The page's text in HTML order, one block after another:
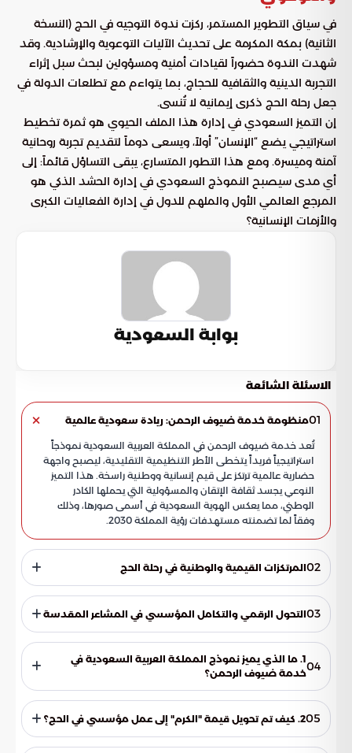
في سياق التطوير المستمر، ركزت ندوة التوجيه في الحج (النسخة
الثانية) بمكة المكرمة على تحديث الآليات التوعوية والإرشادية. وقد
شهدت الندوة حضوراً لقيادات أمنية ومسؤولين لبحث سبل إثراء
التجربة الدينية والثقافية للحجاج، بما يتواءم مع تطلعات الدولة في
جعل رحلة الحج ذكرى إيمانية لا تُنسى.
إن التميز السعودي في إدارة هذا الملف الحيوي هو ثمرة تخطيط
استراتيجي يضع “الإنسان” أولاً، ويسعى دوماً لتقديم تجربة روحانية
آمنة وميسرة. ومع هذا التطور المتسارع، يبقى التساؤل قائماً: إلى
أي مدى سيصبح النموذج السعودي في إدارة الحشد الذكي هو
المرجع العالمي الأول والملهم للدول في إدارة الفعاليات الكبرى
والأزمات الإنسانية؟
بوابة السعودية
الاسئلة الشائعة
01منظومة خدمة ضيوف الرحمن: ريادة سعودية عالمية
تُعد خدمة ضيوف الرحمن في المملكة العربية السعودية نموذجاً
استراتيجياً فريداً يتخطى الأطر التنظيمية التقليدية، ليصبح واجهة
حضارية عالمية ترتكز على قيم إنسانية ووطنية راسخة. هذا التميز
النوعي يجسد ثقافة الإتقان والمسؤولية التي يحملها الكادر
الوطني، مما يعكس الهوية السعودية في أسمى صورها، وذلك
وفقاً لما تضمنته مستهدفات رؤية المملكة 2030.
02المرتكزات القيمية والوطنية في رحلة الحج
تمثل رعاية الحجيج رسالة سامية ومسؤولية تاريخية يفخر بها
المجتمع السعودي، حيث ترتبط هذه الخدمة برؤية القيادة الرشيدة
وطبيعة الشعب المضياف. وتتجلى هذه الأبعاد عبر ركائز جوهرية
03التحول الرقمي والتكامل المؤسسي في المشاعر المقدسة
شهدت منظومة الحج والعمرة قفزات تقنية كبرى عبر توظيف
الذكاء الاصطناعي والحلول الرقمية، مما ساهم بشكل مباشر في
تحقيق نتائج ملموسة على أرض الواقع. ساهمت هذه التقنيات في
ضيوف الرحمن، بالإضافة إلى تأمين سلامة الحجيج عبر أنظمة تتبع
متطورة تضمن انسيابية الحركة.
04 1. ما الذي يميز نموذج المملكة العربية السعودية في
خدمة ضيوف الرحمن؟
يتميز النموذج السعودي بكونه إطاراً استراتيجياً يتجاوز التنظيم
التقليدي، ليصبح واجهة حضارية ترتكز على قيم إنسانية ووطنية،
مع تجسيد ثقافة الإتقان والمسؤولية لدى الكادر الوطني
052. كيف تم تحويل قيمة "الكرم" إلى عمل مؤسسي في الحج؟
تم ذلك من خلال "مأسسة الكرم"، وهي عملية تحويل قيم الضيافة